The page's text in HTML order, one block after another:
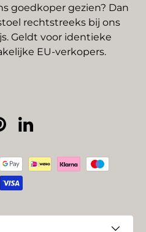
goedkoper gezien? Dan
rechtstreeks bij ons
Geldt voor identieke
EU-verkopers.
LinkedIn